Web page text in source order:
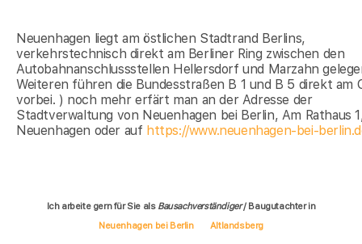
Neuenhagen liegt am östlichen Stadtrand Berlins,
verkehrstechnisch direkt am Berliner Ring zwischen den
Autobahnanschlussstellen Hellersdorf und Marzahn
Weiteren führen die Bundesstraßen B 1 und B 5 direkt am
vorbei. ) noch mehr erfärt man an der Adresse der
Stadtverwaltung von Neuenhagen bei Berlin, Am Rathaus
Neuenhagen oder auf https://www.neuenhagen-bei-
Ich arbeite gern für Sie als Bausachverständiger/ Baugutachter in
Neuenhagen bei Berlin
Altlandsberg